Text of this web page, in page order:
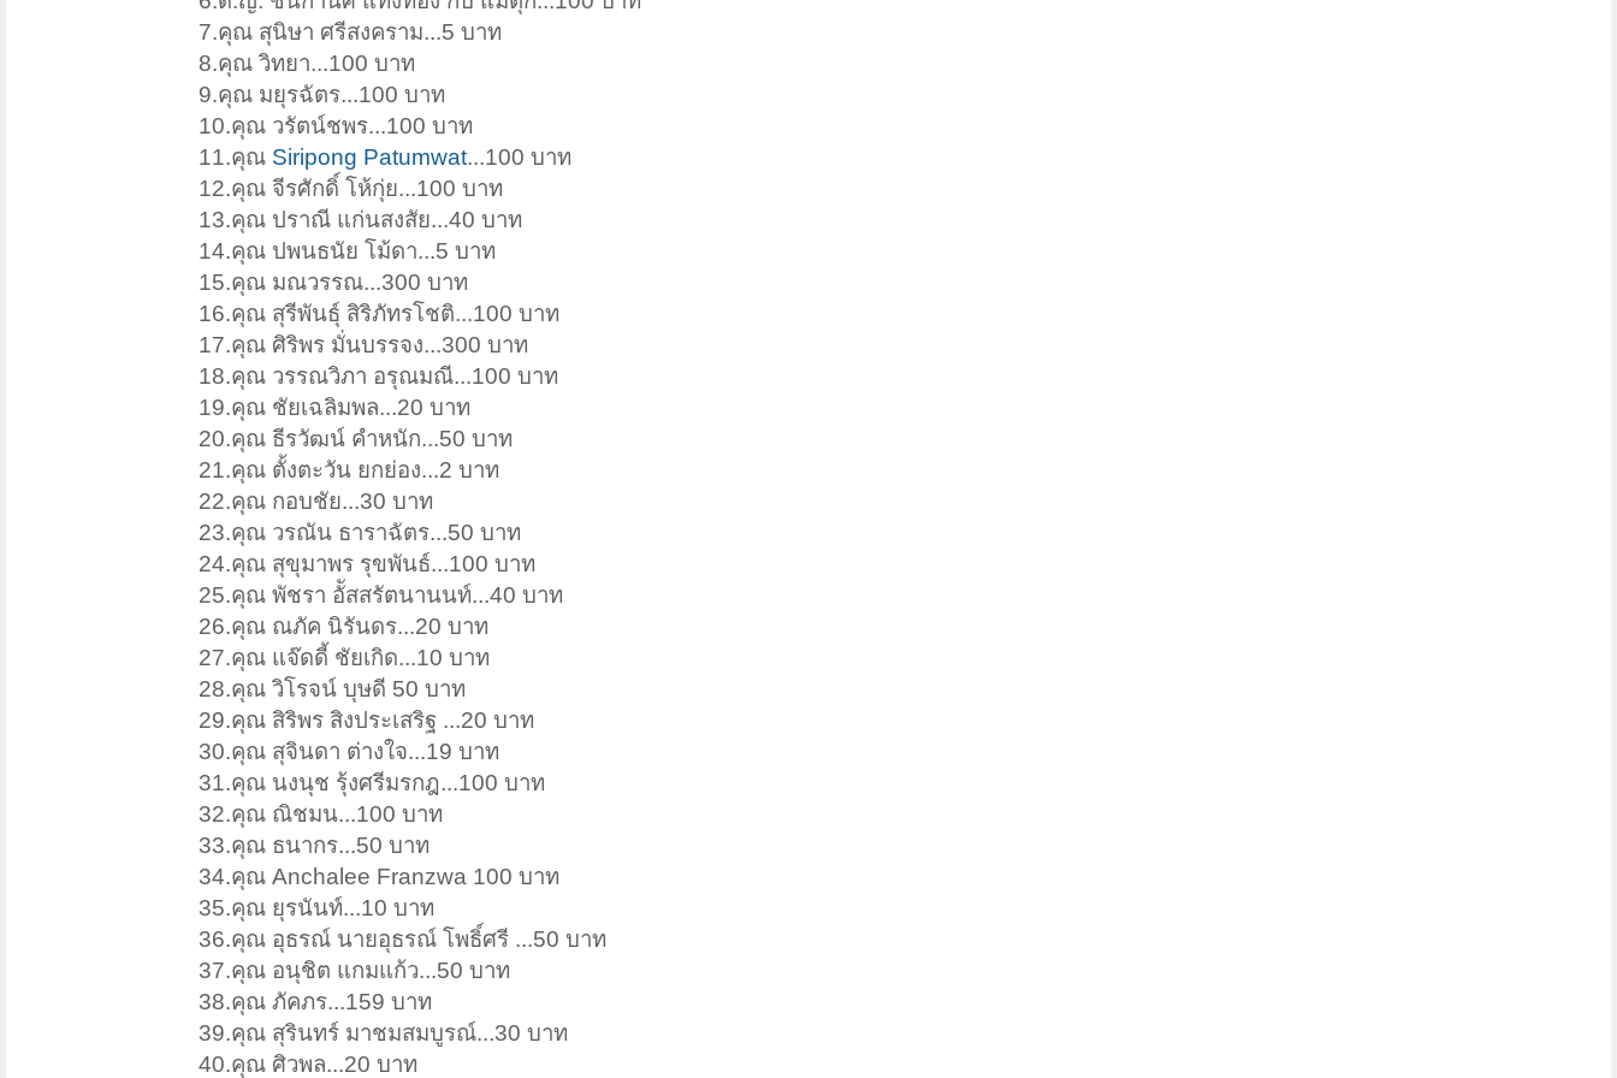
7.คุณ สุนิษา ศรีสงคราม...5 บาท
8.คุณ วิทยา...100 บาท
9.คุณ มยุรฉัตร...100 บาท
10.คุณ วรัตน์ชพร...100 บาท
11.คุณ Siripong Patumwat...100 บาท
12.คุณ จีรศักดิ์ โห้กุ่ย...100 บาท
13.คุณ ปราณี แก่นสงสัย...40 บาท
14.คุณ ปพนธนัย โม้ดา...5 บาท
15.คุณ มณวรรณ...300 บาท
16.คุณ สุรีพันธุ์ สิริภัทรโชติ...100 บาท
17.คุณ ศิริพร มั่นบรรจง...300 บาท
18.คุณ วรรณวิภา อรุณมณี...100 บาท
19.คุณ ชัยเฉลิมพล...20 บาท
20.คุณ ธีรวัฒน์ คำหนัก...50 บาท
21.คุณ ตั้งตะวัน ยกย่อง...2 บาท
22.คุณ กอบชัย...30 บาท
23.คุณ วรณัน ธาราฉัตร...50 บาท
24.คุณ สุขุมาพร รุขพันธ์...100 บาท
25.คุณ พัชรา อััสสรัตนานนท์...40 บาท
26.คุณ ณภัค นิรันดร...20 บาท
27.คุณ แจ๊ดดี้ ชัยเกิด...10 บาท
28.คุณ วิโรจน์ บุษดี 50 บาท
29.คุณ สิริพร สิงประเสริฐ ...20 บาท
30.คุณ สุจินดา ต่างใจ...19 บาท
31.คุณ นงนุช รุ้งศรีมรกฎ...100 บาท
32.คุณ ณิชมน...100 บาท
33.คุณ ธนากร...50 บาท
34.คุณ Anchalee Franzwa 100 บาท
35.คุณ ยุรนันท์...10 บาท
36.คุณ อุธรณ์ นายอุธรณ์ โพธิ์ศรี ...50 บาท
37.คุณ อนุชิต แกมแก้ว...50 บาท
38.คุณ ภัคภร...159 บาท
39.คุณ สุรินทร์ มาชมสมบูรณ์...30 บาท
40.คุณ ศิวพล...20 บาท